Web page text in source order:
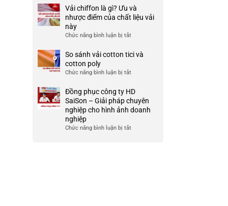
nó
và
chất
cao
Mẫu
áo
thun
doanh
và
ty
Vải chiffon là gì? Ưu và
nhược điểm của chất liệu vải
này
Chức năng bình luận bị tắtở
chiffon
nhược
điểm
của
liệu
So sánh vải cotton tici và
cotton poly
Chức năng bình luận bị tắtở
sánh
vải
cotton
Đồng phục công ty HD
SaiSon – Giải pháp chuyên
nghiệp cho hình ảnh doanh
nghiệp
Chức năng bình luận bị tắtở